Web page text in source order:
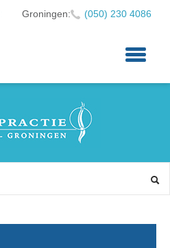
Groningen: (050) 230 4086